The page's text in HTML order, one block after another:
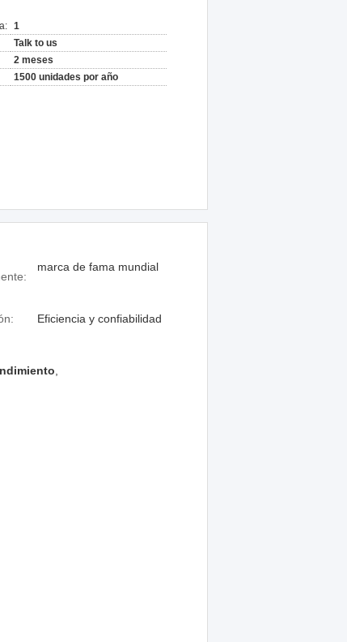
1
Talk to us
2 meses
1500 unidades por año
marca de fama mundial
Eficiencia y confiabilidad